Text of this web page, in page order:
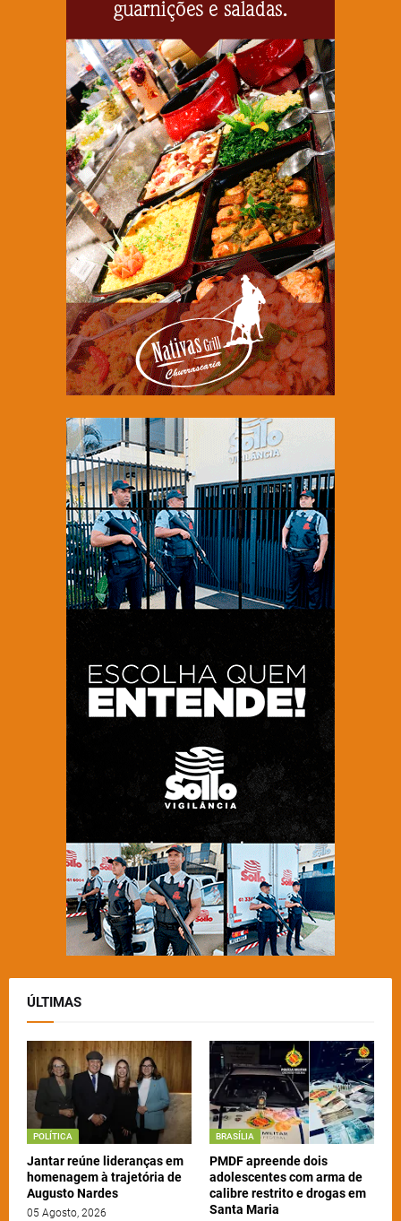
ÚLTIMAS
POLÍTICA
Jantar reúne lideranças em
homenagem à trajetória de
Augusto Nardes
05 Agosto, 2026
BRASÍLIA
PMDF apreende dois
adolescentes com arma de
calibre restrito e drogas em
Santa Maria